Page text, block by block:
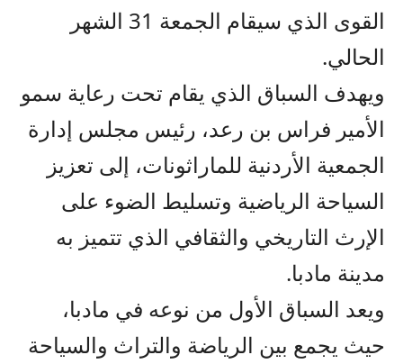
القوى الذي سيقام الجمعة 31 الشهر
الحالي.
ويهدف السباق الذي يقام تحت رعاية سمو
الأمير فراس بن رعد، رئيس مجلس إدارة
الجمعية الأردنية للماراثونات، إلى تعزيز
السياحة الرياضية وتسليط الضوء على
الإرث التاريخي والثقافي الذي تتميز به
مدينة مادبا.
ويعد السباق الأول من نوعه في مادبا،
حيث يجمع بين الرياضة والتراث والسياحة